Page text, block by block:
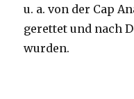
u. a. von der Cap
gerettet und nach
wurden.